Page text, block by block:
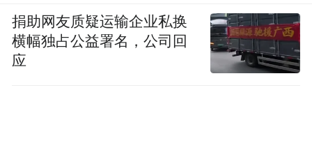
捐助网友质疑运输企业私换
横幅独占公益署名，公司回
应